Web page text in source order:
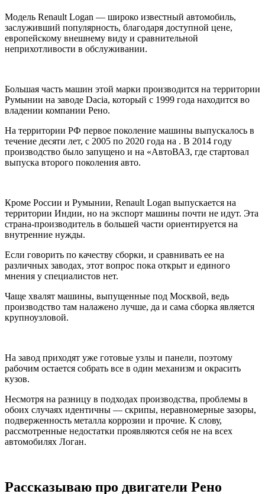
Модель Renault Logan — широко известный автомобиль,
заслуживший популярность, благодаря доступной цене,
европейскому внешнему виду и сравнительной
неприхотливости в обслуживании.
Большая часть машин этой марки производится на территории
Румынии на заводе Dacia, который с 1999 года находится во
владении компании Рено.
На территории РФ первое поколение машины выпускалось в
течение десяти лет, с 2005 по 2020 года на . В 2014 году
производство было запущено и на «АвтоВАЗ, где стартовал
выпуска второго поколения авто.
Кроме России и Румынии, Renault Logan выпускается на
территории Индии, но на экспорт машины почти не идут. Эта
страна-производитель в большей части ориентируется на
внутренние нужды.
Если говорить по качеству сборки, и сравнивать ее на
различных заводах, этот вопрос пока открыт и единого
мнения у специалистов нет.
Чаще хвалят машины, выпущенные под Москвой, ведь
производство там налажено лучше, да и сама сборка является
крупноузловой.
На завод приходят уже готовые узлы и панели, поэтому
рабочим остается собрать все в один механизм и окрасить
кузов.
Несмотря на разницу в подходах производства, проблемы в
обоих случаях идентичны — скрипы, неравномерные зазоры,
подверженность металла коррозии и прочие. К слову,
рассмотренные недостатки проявляются себя не на всех
автомобилях Логан.
Рассказываю про двигатели Рено